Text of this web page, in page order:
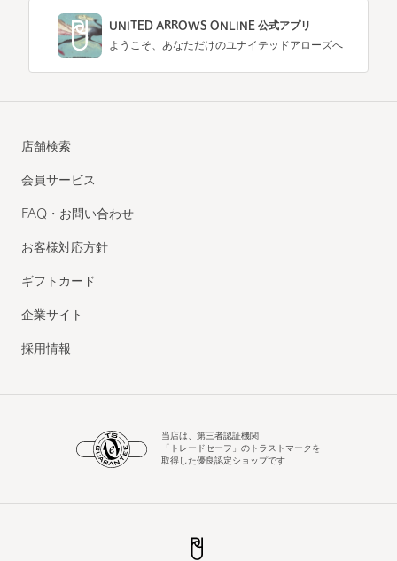
UNITED ARROWS ONLINE 公式アプリ
ようこそ、あなただけのユナイテッドアローズへ
店舗検索
会員サービス
FAQ・お問い合わせ
お客様対応方針
ギフトカード
企業サイト
採用情報
当店は、第三者認証機関
「トレードセーフ」のトラストマークを
取得した優良認定ショップです